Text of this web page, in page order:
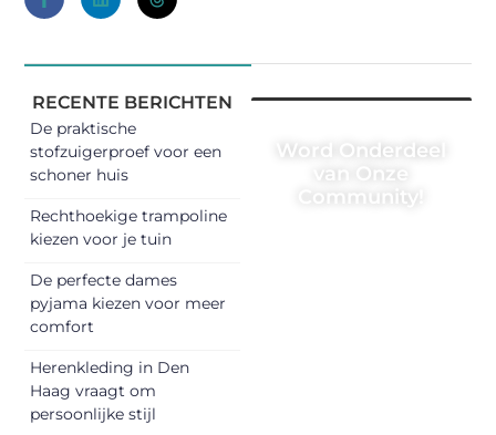
RECENTE BERICHTEN
De praktische
stofzuigerproef voor een
schoner huis
Rechthoekige trampoline
kiezen voor je tuin
De perfecte dames
pyjama kiezen voor meer
comfort
Herenkleding in Den
Haag vraagt om
persoonlijke stijl
Word Onderdeel
van Onze
Community!